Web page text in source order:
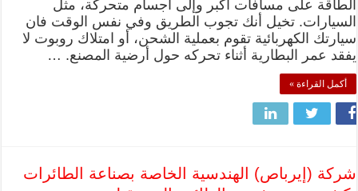
الطاقة على مسافات أكبر وإلى أجسام متحركة، مثل
السيارات. تخيل أنك تجوب الطريق وفي نفس الوقت فان
سيارتك الكهربائية تقوم بعملية الشحن، أو امتلاك روبوت لا
يفقد عمر البطارية أثناء تحركه حول أرضية المصنع. …
أكمل القراءة »
شركة (إيرباص) الهندسية الخاصة بصناعة الطائرات